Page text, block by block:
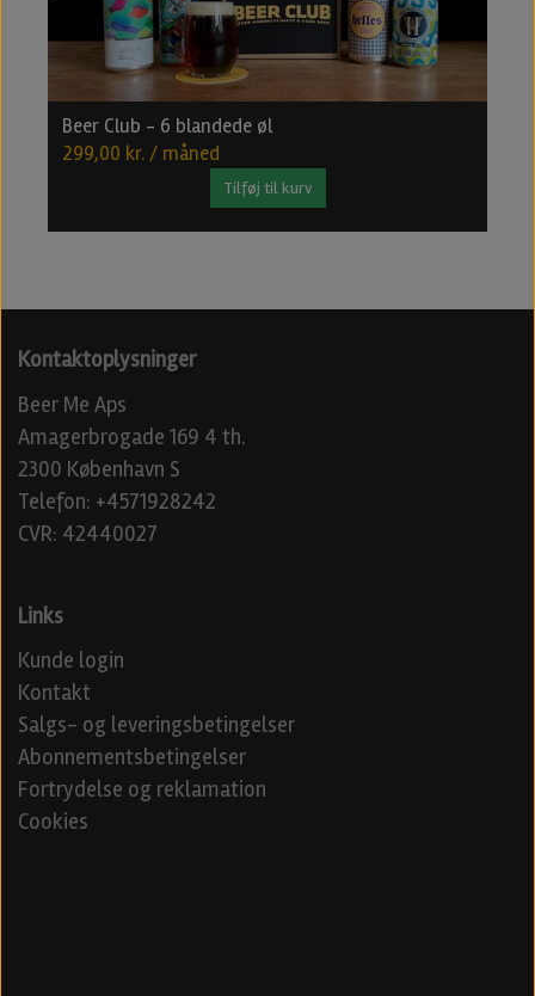
Beer Club - 6 blandede øl
299,00 kr. / måned
Tilføj til kurv
Kontaktoplysninger
Beer Me Aps
Amagerbrogade 169 4 th.
2300 København S
Telefon: +4571928242
CVR: 42440027
Links
Kunde login
Kontakt
Salgs- og leveringsbetingelser
Abonnementsbetingelser
Fortrydelse og reklamation
Cookies